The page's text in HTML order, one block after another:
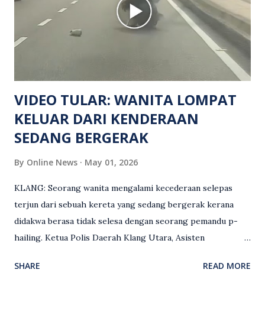
keluar dari lokasi oleh kenalannya. Polis kini sedang giat
mengesan dua suspek yang masih bebas bagi membantu
siasatan lanjut. Kes disiasat mengikut Seksyen 302 Kanun
Keseksaan kerana membunuh. Orang ramai yang mempunyai
maklumat diminta t...
VIDEO TULAR: WANITA LOMPAT
KELUAR DARI KENDERAAN
SEDANG BERGERAK
By Online News May 01, 2026
KLANG: Seorang wanita mengalami kecederaan selepas
terjun dari sebuah kereta yang sedang bergerak kerana
didakwa berasa tidak selesa dengan seorang pemandu p-
hailing. Ketua Polis Daerah Klang Utara, Asisten
(2 Mei), berkata pemandu berusia 47 tahun itu telah
SHARE READ MORE